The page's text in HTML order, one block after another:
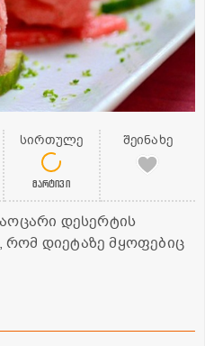
სირთულე
მარტივი
შეინახე
დესერტის
რომ დიეტაზე მყოფებიც